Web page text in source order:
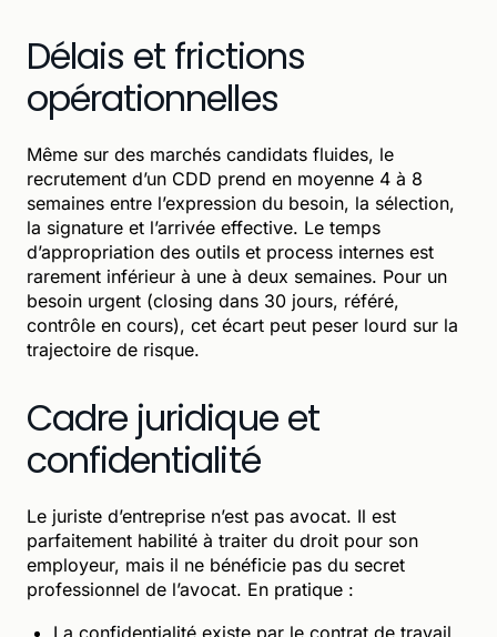
Délais et frictions
opérationnelles
Même sur des marchés candidats fluides, le
recrutement d’un CDD prend en moyenne 4 à 8
semaines entre l’expression du besoin, la sélection,
la signature et l’arrivée effective. Le temps
d’appropriation des outils et process internes est
rarement inférieur à une à deux semaines. Pour un
besoin urgent (closing dans 30 jours, référé,
contrôle en cours), cet écart peut peser lourd sur la
trajectoire de risque.
Cadre juridique et
confidentialité
Le juriste d’entreprise n’est pas avocat. Il est
parfaitement habilité à traiter du droit pour son
employeur, mais il ne bénéficie pas du secret
professionnel de l’avocat. En pratique :
La confidentialité existe par le contrat de travail